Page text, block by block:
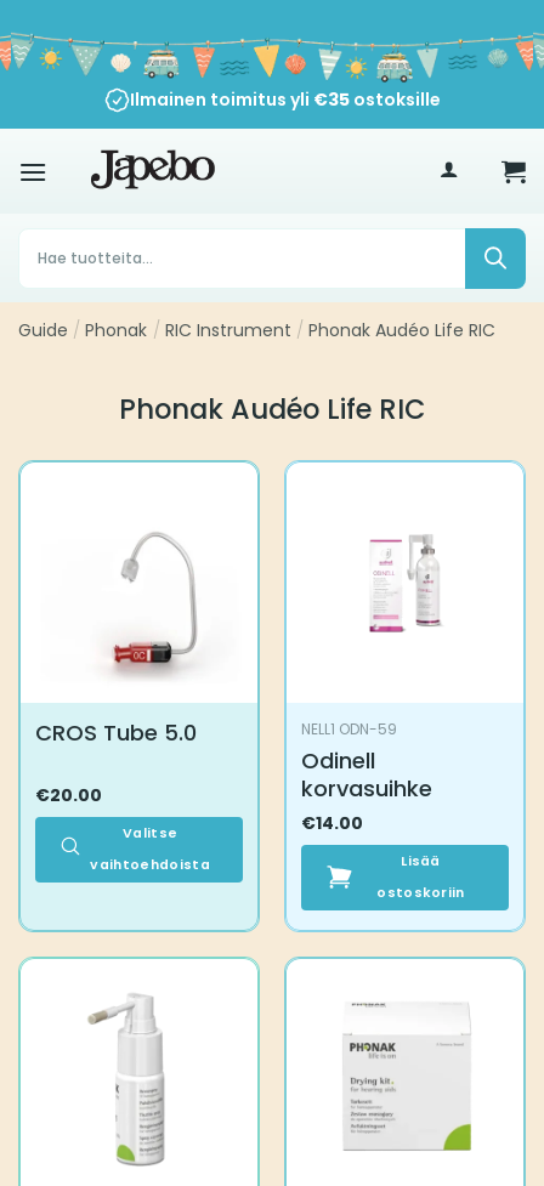
sisältöön
Ilmainen toimitus yli €35ostoksille
Products
search
Guide / Phonak / RIC Instrument / Phonak Audéo Life RIC
Phonak Audéo Life RIC
CROS Tube 5.0
€20.00
Valitse
vaihtoehdoista
muunnelma.
NELL1 ODN-59
Odinell
korvasuihke
€14.00
Lisää
ostoskoriin